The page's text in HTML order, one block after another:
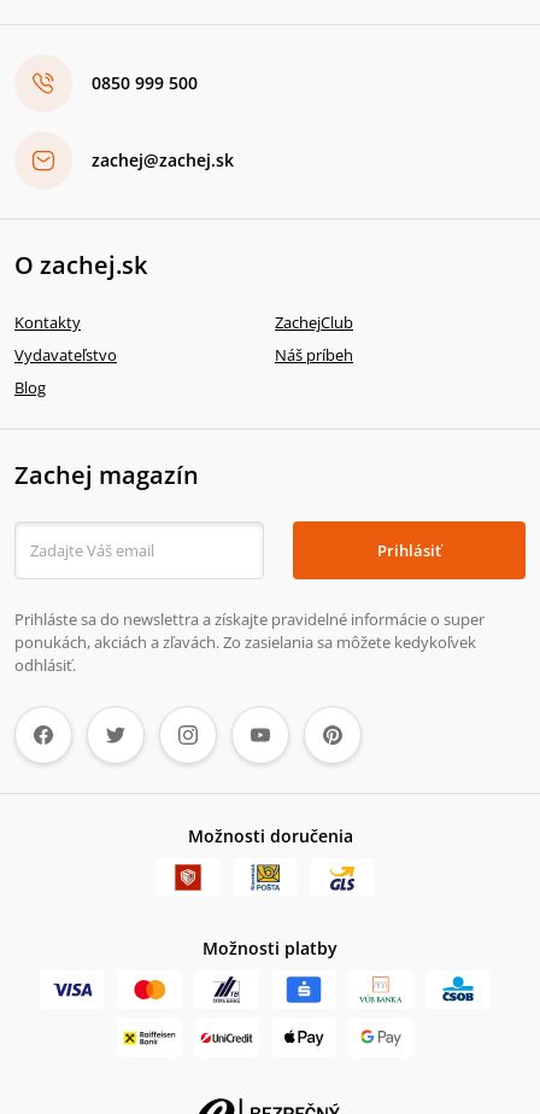
0850 999 500
zachej@zachej.sk
O zachej.sk
Kontakty
ZachejClub
Vydavateľstvo
Náš príbeh
Blog
Zachej magazín
Prihlásiť
Prihláste sa do newslettra a získajte pravidelné informácie o super
ponukách, akciách a zľavách. Zo zasielania sa môžete kedykoľvek
odhlásiť.
Možnosti doručenia
Možnosti platby